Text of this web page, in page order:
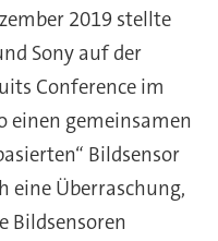
2019 stellte
Sony auf der
Conference im
einen gemeinsamen
Bildsensor
eine Überraschung,
Bildsensoren